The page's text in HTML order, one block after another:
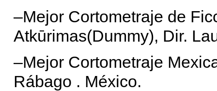
–Mejor Cortometraje de
Atkūrimas(Dummy), Dir.
–Mejor Cortometraje
Rábago . México.